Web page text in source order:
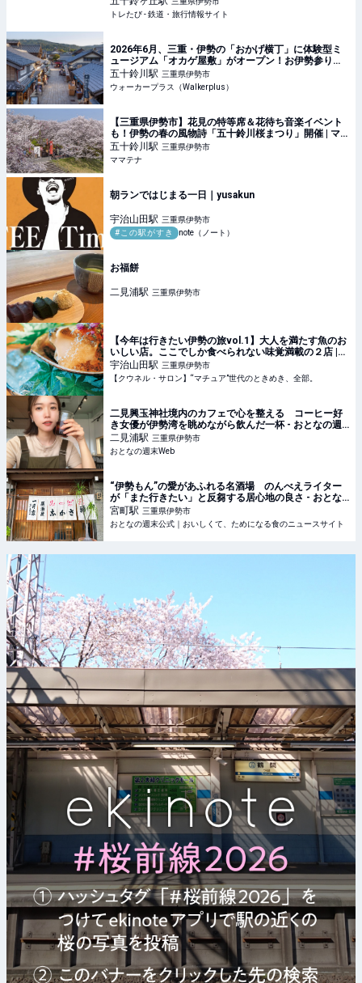
トレたび - 鉄道・旅行情報サイト
2026年6月、三重・伊勢の「おかげ横丁」に体験型ミ
ュージアム「オカゲ屋敷」がオープン！お伊勢参りの
マストスポットに新たな観光名所が誕生｜ウォーカー
プラス
五十鈴川駅 三重県伊勢市
ウォーカープラス（Walkerplus）
【三重県伊勢市】花見の特等席＆花待ち音楽イベント
も！伊勢の春の風物詩「五十鈴川桜まつり」開催 | マ
マテナ
五十鈴川駅 三重県伊勢市
ママテナ
朝ランではじまる一日｜yusakun
宇治山田駅 三重県伊勢市
#この駅がすき
note（ノート）
お福餅
二見浦駅 三重県伊勢市
【今年は行きたい伊勢の旅vol.1】大人を満たす魚のお
いしい店。ここでしか食べられない味覚満載の２店 |
【クウネル・サロン】“マチュア”世代のときめき、全
部。
宇治山田駅 三重県伊勢市
【クウネル・サロン】“マチュア”世代のときめき、全部。
二見興玉神社境内のカフェで心を整える コーヒー好
き女優が伊勢湾を眺めながら飲んだ一杯 - おとなの週
末Web
二見浦駅 三重県伊勢市
おとなの週末Web
“伊勢もん”の愛があふれる名酒場 のんべえライター
が「また行きたい」と反芻する居心地の良さ - おとな
の週末公式｜おいしくて、ためになる食のニュースサ
イト
宮町駅 三重県伊勢市
おとなの週末公式｜おいしくて、ためになる食のニュースサイト